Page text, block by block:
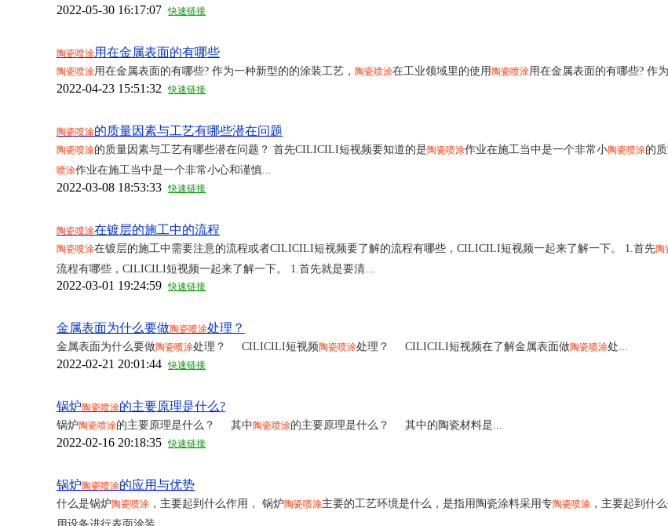
2022-05-30 16:17:07快速链接
陶瓷喷涂用在金属表面的有哪些
陶瓷喷涂用在金属表面的有哪些? 作为一种新型的的涂装工艺， 陶瓷喷涂在工业领域里的使用 陶瓷喷涂用在金属表面的有哪些? 作
2022-04-23 15:51:32快速链接
陶瓷喷涂的质量因素与工艺有哪些潜在问题
陶瓷喷涂的质量因素与工艺有哪些潜在问题？ 首先CILICILI短视频要知道的是陶瓷喷涂作业在施工当中是一个非常小陶瓷喷涂的
喷涂作业在施工当中是一个非常小心和谨慎...
2022-03-08 18:53:33快速链接
陶瓷喷涂在镀层的施工中的流程
陶瓷喷涂在镀层的施工中需要注意的流程或者CILICILI短视频要了解的流程有哪些，CILICILI短视频一起来了解一下。 1.首先陶
流程有哪些，CILICILI短视频一起来了解一下。 1.首先就是要清...
2022-03-01 19:24:59快速链接
金属表面为什么要做陶瓷喷涂处理？
金属表面为什么要做陶瓷喷涂处理？ CILICILI短视频陶瓷喷涂处理？ CILICILI短视频在了解金属表面做陶瓷喷涂处...
2022-02-21 20:01:44快速链接
锅炉陶瓷喷涂的主要原理是什么?
锅炉陶瓷喷涂的主要原理是什么？ 其中 陶瓷喷涂的主要原理是什么？ 其中的陶瓷材料是...
2022-02-16 20:18:35快速链接
锅炉陶瓷喷涂的应用与优势
什么是锅炉陶瓷喷涂 ，主要起到什么作用， 锅炉陶瓷喷涂主要的工艺环境是什么，是指用陶瓷涂料采用专陶瓷喷涂 ，主要起到什